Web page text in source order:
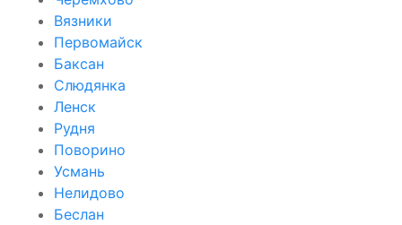
Вязники
Первомайск
Баксан
Слюдянка
Ленск
Рудня
Поворино
Усмань
Нелидово
Беслан